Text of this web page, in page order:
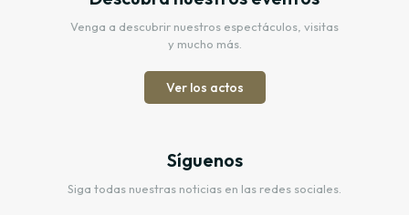
Venga a descubrir nuestros espectáculos, visitas
y mucho más.
Ver los actos
Síguenos
Siga todas nuestras noticias en las redes sociales.